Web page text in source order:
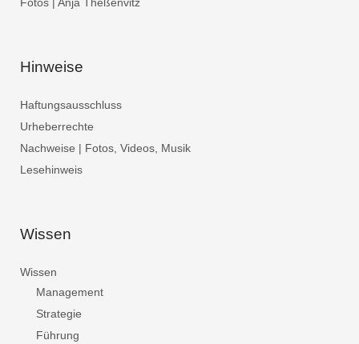
Hinweise
Haftungsausschluss
Urheberrechte
Nachweise | Fotos, Videos, Musik
Lesehinweis
Wissen
Wissen
Management
Strategie
Führung